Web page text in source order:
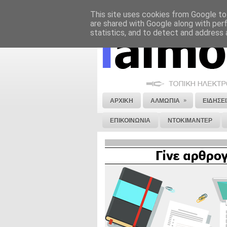
ΝΟΜΙΚΗ ΣΗΜΕΙΩΣΗ ΔΙΑΦΗΜΙΣΗ
ΑΡΧΙΚΗ ΑΛΜΩΠΙΑ »
ΕΠΙΚΟΙΝΩΝΙΑ ΝΤΟΚΙΜΑΝΤΕΡ
This site uses cookies from Google
are shared with Google along with
statistics, and to detect and address